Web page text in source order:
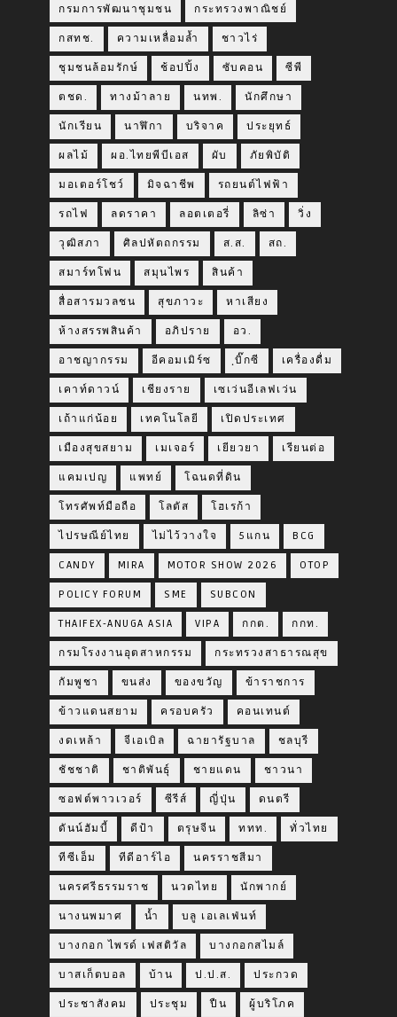
กรมการพัฒนาชุมชน กระทรวงพาณิชย์
กสทช. ความเหลื่อมล้ำ ชาวไร่
ชุมชนล้อมรักษ์ ช้อปปิ้ง ซับคอน ซีพี
ตชด. ทางม้าลาย นทพ. นักศึกษา
นักเรียน นาฬิกา บริจาค ประยุทธ์
ผลไม้ ผอ.ไทยพีบีเอส ผับ ภัยพิบัติ
มอเตอร์โชว์ มิจฉาชีพ รถยนต์ไฟฟ้า
รถไฟ ลดราคา ลอตเตอรี่ ลิซ่า วิ่ง
วุฒิสภา ศิลปหัตถกรรม ส.ส. สถ.
สมาร์ทโฟน สมุนไพร สินค้า
สื่อสารมวลชน สุขภาวะ หาเสียง
ห้างสรรพสินค้า อภิปราย อว.
อาชญากรรม อีคอมเมิร์ซ ฺบิ๊กซี เครื่องดื่ม
เคาท์ดาวน์ เชียงราย เซเว่นอีเลฟเว่น
เถ้าแก่น้อย เทคโนโลยี เปิดประเทศ
เมืองสุขสยาม เมเจอร์ เยียวยา เรียนต่อ
แคมเปญ แพทย์ โฉนดที่ดิน
โทรศัพท์มือถือ โลตัส โฮเรก้า
ไปรษณีย์ไทย ไม่ไว้วางใจ 5แกน BCG
CANDY MIRA MOTOR SHOW 2026 OTOP
POLICY FORUM SME SUBCON
THAIFEX-ANUGA ASIA VIPA กกต. กกท.
กรมโรงงานอุตสาหกรรม กระทรวงสาธารณสุข
กัมพูชา ขนส่ง ของขวัญ ข้าราชการ
ข้าวแดนสยาม ครอบครัว คอนเทนต์
งดเหล้า จีเอเบิล ฉายารัฐบาล ชลบุรี
ชัชชาติ ชาติพันธุ์ ชายแดน ชาวนา
ซอฟต์พาวเวอร์ ซีรีส์ ญี่ปุ่น ดนตรี
ดันน์ฮัมบี้ ดีป้า ตรุษจีน ททท. ทั่วไทย
ทีซีเอ็ม ทีดีอาร์ไอ นครราชสีมา
นครศรีธรรมราช นวดไทย นักพากย์
นางนพมาศ น้ำ บลู เอเลเฟ่นท์
บางกอก ไพรด์ เฟสติวัล บางกอกสไมล์
บาสเก็ตบอล บ้าน ป.ป.ส. ประกวด
ประชาสังคม ประชุม ปืน ผู้บริโภค